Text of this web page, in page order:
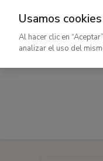
contenido
Usamos cookies
Al hacer clic en
analizar el uso del